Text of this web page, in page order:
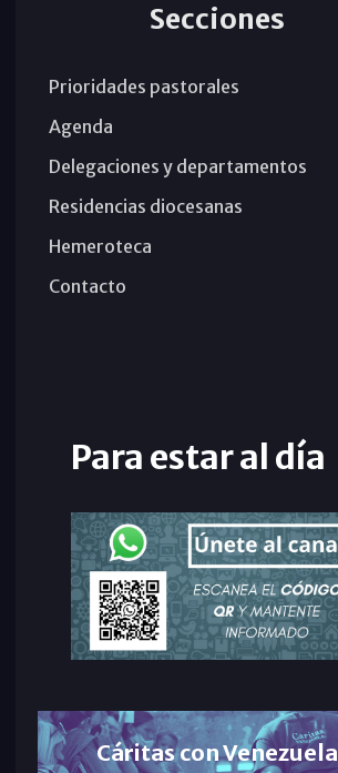
Secciones
Prioridades pastorales
Agenda
Delegaciones y departamentos
Residencias diocesanas
Hemeroteca
Contacto
Para estar al día
Cáritas con Venezuela